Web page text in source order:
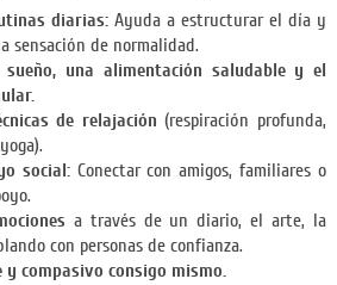
diarias:Ayuda a estructurar el día y
sensación de normalidad.
una alimentación saludable y el
de relajación (respiración profunda,
social:Conectar con amigos, familiares o
a través de un diario, el arte, la
con personas de confianza.
y compasivo consigo mismo.